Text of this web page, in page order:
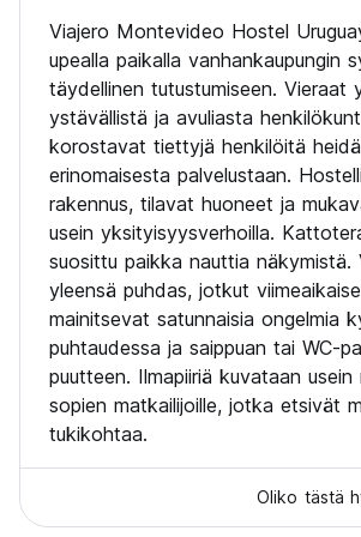
*Aamiainen ei sisälly hintaan. (Auto-
language)
Viajero Montevideo Hostel
upealla paikalla vanhankaupungin
täydellinen tutustumiseen. Vieraat
ystävällistä ja avuliasta
korostavat tiettyjä henkilöitä
erinomaisesta palvelustaan.
rakennus, tilavat huoneet ja
usein yksityisyysverhoilla.
suosittu paikka nauttia näkymistä.
yleensä puhdas, jotkut
mainitsevat satunnaisia ongelmia
puhtaudessa ja saippuan tai WC-
puutteen. Ilmapiiriä kuvataan usein
sopien matkailijoille, jotka etsivät
tukikohtaa.
Oliko tästä